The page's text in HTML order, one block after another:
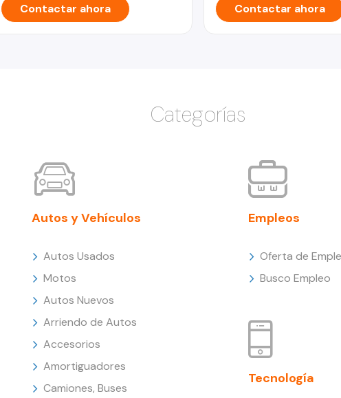
Contactar ahora Contactar ahora
Categorías
Autos y Vehículos
Autos Usados
Motos
Autos Nuevos
Arriendo de Autos
Accesorios
Amortiguadores
Camiones, Buses
Empleos
Oferta de
Busco Empleo
Tecnología